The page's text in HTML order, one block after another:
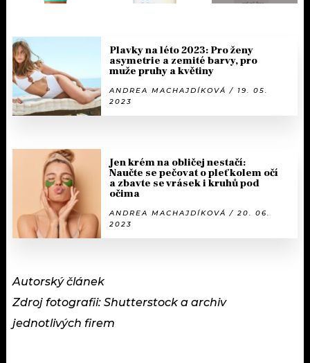
Plavky na léto 2023: Pro ženy
asymetrie a zemité barvy, pro
muže pruhy a květiny
ANDREA MACHAJDÍKOVÁ / 19. 05.
2023
Jen krém na obličej nestačí:
Naučte se pečovat o pleť kolem očí
a zbavte se vrásek i kruhů pod
očima
ANDREA MACHAJDÍKOVÁ / 20. 06.
2023
Autorský článek
Zdroj fotografii: Shutterstock a archiv
jednotlivých firem